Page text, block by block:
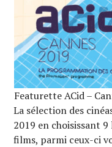
Featurette ACid –
La sélection des
2019 en choisissant
films, parmi ceux-ci